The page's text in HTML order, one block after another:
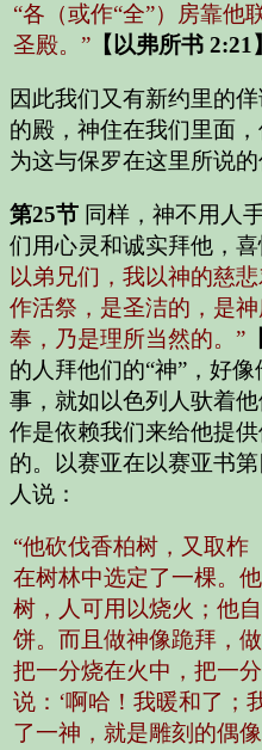
“各（或作“全”）房靠他
圣殿。” 【以弗所书 2:21】
因此我们又有新约里的
的殿，神住在我们里面
为这与保罗在这里所说的
第25节 同样，神不用人
们用心灵和诚实拜他，
以弟兄们，我以神的慈
作活祭，是圣洁的，是
奉，乃是理所当然的。”
的人拜他们的“神”，好
事，就如以色列人驮着
作是依赖我们来给他提
的。以赛亚在以赛亚书
人说：
“他砍伐香柏树，又取柞
在树林中选定了一棵。
树，人可用以烧火；他
饼。而且做神像跪拜，
把一分烧在火中，把一
说：‘啊哈！我暖和了；
了一神，就是雕刻的偶